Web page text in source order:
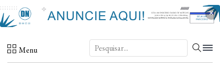
×
Menu DN.